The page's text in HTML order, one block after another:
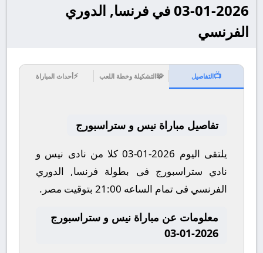
2026-01-03 في فرنسا, الدوري
الفرنسي
📺التفاصيل 🧩التشكيلة وخطة اللعب ⚡أحداث المباراة
تفاصيل مباراة نيس و ستراسبورج
يلتقى اليوم 2026-01-03 كلا من نادى نيس و
نادي ستراسبورج فى بطولة فرنسا, الدوري
الفرنسي فى تمام الساعه 21:00 بتوقيت مصر.
معلومات عن مباراة نيس و ستراسبورج
2026-01-03